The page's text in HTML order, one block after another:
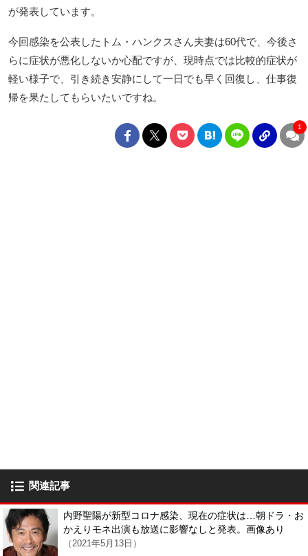
が発表しています。
今回感染を公表したトム・ハンクスさん夫妻は60代で、今後さ
らに症状が悪化しないか心配ですが、現時点では比較的症状が
軽い様子で、引き続き安静にして一日でも早く回復し、仕事復
帰を果たしてもらいたいですね。
1
関連記事
内野聖陽が新型コロナ感染、現在の症状は…朝ドラ・お
かえりモネ出演も放送に影響なしと発表。画像あり
（2021年5月13日）